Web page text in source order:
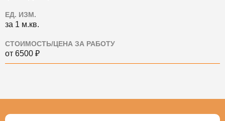
ЕД. ИЗМ.
за 1 м.кв.
СТОИМОСТЬ/ЦЕНА ЗА РАБОТУ
от 6500 ₽